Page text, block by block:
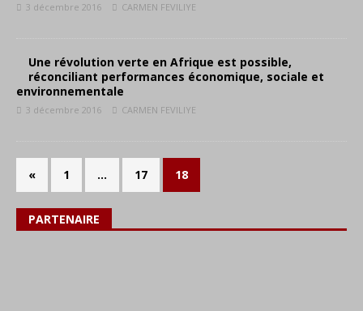
3 décembre 2016 CARMEN FEVILIYE
Une révolution verte en Afrique est possible,
réconciliant performances économique, sociale et
environnementale
3 décembre 2016 CARMEN FEVILIYE
« 1 … 17 18
PARTENAIRE